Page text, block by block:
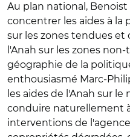
Au plan national,
concentrer les aides à la
sur les zones tendues et
l'Anah sur les zones
géographie de la
enthousiasmé Marc-
les aides de l'Anah sur
conduire naturellement
interventions de